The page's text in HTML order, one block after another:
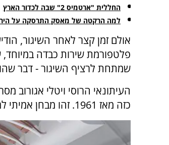
החללית "ארטמיס 2" שבה לכדור הארץ
למה הרקטה של מאסק התרסקה על
אולם זמן קצר לאחר השיגור,
שמתחת לרציף השיגור - דבר
העיתונאי הרוסי ויטלי אגורוב
כזה מאז 1961. זהו מבחן אמיתי למערכת החלל של המדינה".